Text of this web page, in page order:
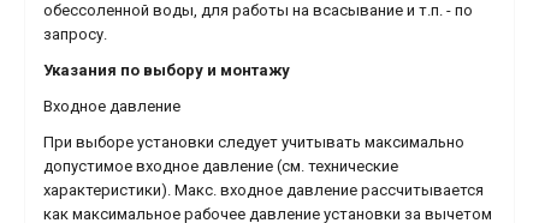
обессоленной воды, для работы на всасывание и т.п. - по
запросу.
Указания по выбору и монтажу
Входное давление
При выборе установки следует учитывать максимально
допустимое входное давление (см. технические
характеристики). Макс. входное давление рассчитывается
как максимальное рабочее давление установки за вычетом